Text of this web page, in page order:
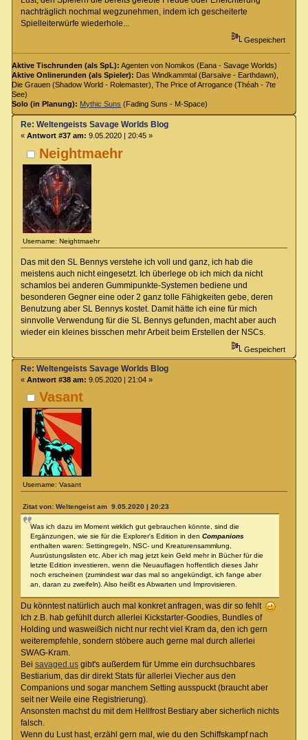
nachträglich nochmal wegzunehmen, indem ich gescheiterte
Spielleiterwürfe wiederhole...
Gespeichert
Aktive Tischrunden (als SpL): Agenten von Nomikos (Eana - Savage Worlds)
Aktive Onlinerunden (als Spieler): Das Windkammtal (Barsaive - Earthdawn),
Die Grauen (Shadow World - Rolemaster), The Price of Arrogance (Théah - 7te
See)
Solo (in Planung): Mythic Suns (Fading Suns - M-Space)
Neightmaehr
Username: Neightmaehr
Re: Weltengeists Savage Worlds Blog
« Antwort #37 am: 9.05.2020 | 20:45 »
Das mit den SL Bennys verstehe ich voll und ganz, ich hab die
meistens auch nicht eingesetzt. Ich überlege ob ich mich da nicht
schamlos bei anderen Gummipunkte-Systemen bediene und
besonderen Gegner eine oder 2 ganz tolle Fähigkeiten gebe, deren
Benutzung aber SL Bennys kostet. Damit hätte ich eine für mich
sinnvolle Verwendung für die SL Bennys gefunden, macht aber auch
wieder ein kleines bisschen mehr Arbeit beim Erstellen der NSCs.
Gespeichert
Vasant
Username: Vasant
Re: Weltengeists Savage Worlds Blog
« Antwort #38 am: 9.05.2020 | 21:04 »
Zitat von: Weltengeist am 9.05.2020 | 20:23
Was ich dazu im Moment wirklich gut gebrauchen könnte, sind die
Ergänzungen, wie sie für die Explorer's Edition in den Companions
enthalten waren: Settingregeln, NSC- und Kreaturensammlung,
Ausrüstungslisten etc. Aber ich mag jetzt kein Geld mehr in Bücher für die
letzte Edition investieren, wenn die Neuauflagen hoffentlich dieses Jahr
noch erscheinen (zumindest war das mal so angekündigt, ich fange aber
an, daran zu zweifeln). Also heißt es Abwarten und Improvisieren.
Du könntest natürlich auch mal konkret anfragen, was dir so fehlt
Ich z.B. hab gefühlt durch allerlei Kickstarter-Goodies, Bundles of
Holding und wasweißich nicht nur recht viel Kram da, den ich gern
weiterempfehle, sondern stöbere auch gerne mal durch allerlei
SWAG-Kram.
Bei savaged.usgibt's außerdem für Umme ein durchsuchbares
Bestiarium, das dir direkt Stats für allerlei Viecher aus den
Companions und sogar manchem Setting ausspuckt (braucht aber
seit ner Weile eine Registrierung).
Ansonsten machst du mit dem Hellfrost Bestiary aber sicherlich nichts
falsch.
Wenn du Lust hast, erzähl gern mal, wie du den Schiffskampf nach